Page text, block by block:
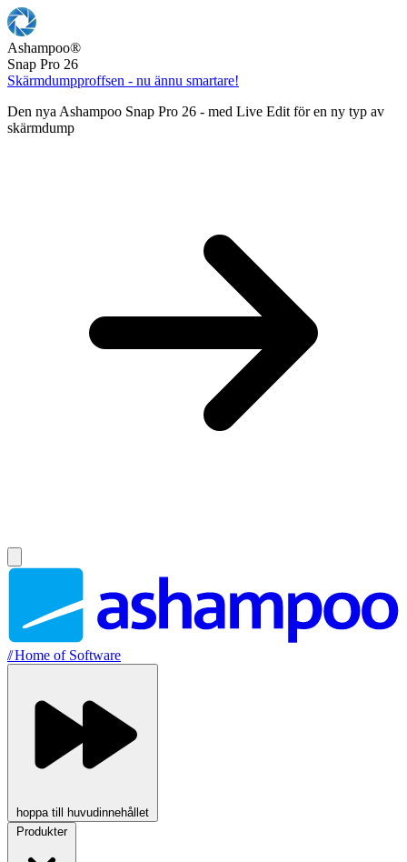
Ashampoo®
Snap Pro 26
Skärmdumpproffsen - nu ännu smartare!
Den nya Ashampoo Snap Pro 26 - med Live Edit för en ny typ av
skärmdump
//Home of Software
hoppa till huvudinnehållet
Produkter